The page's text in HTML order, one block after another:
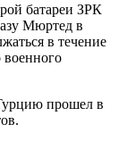
батареи ЗРК
Мюртед в
в течение
военного
прошел в